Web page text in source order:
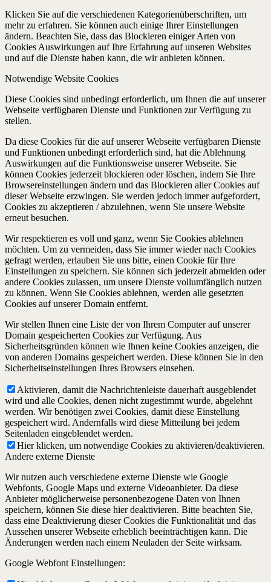
Klicken Sie auf die verschiedenen Kategorienüberschriften, um
mehr zu erfahren. Sie können auch einige Ihrer Einstellungen
ändern. Beachten Sie, dass das Blockieren einiger Arten von
Cookies Auswirkungen auf Ihre Erfahrung auf unseren Websites
und auf die Dienste haben kann, die wir anbieten können.
Notwendige Website Cookies
Diese Cookies sind unbedingt erforderlich, um Ihnen die auf unserer
Webseite verfügbaren Dienste und Funktionen zur Verfügung zu
stellen.
Da diese Cookies für die auf unserer Webseite verfügbaren Dienste
und Funktionen unbedingt erforderlich sind, hat die Ablehnung
Auswirkungen auf die Funktionsweise unserer Webseite. Sie
können Cookies jederzeit blockieren oder löschen, indem Sie Ihre
Browsereinstellungen ändern und das Blockieren aller Cookies auf
dieser Webseite erzwingen. Sie werden jedoch immer aufgefordert,
Cookies zu akzeptieren / abzulehnen, wenn Sie unsere Website
erneut besuchen.
Wir respektieren es voll und ganz, wenn Sie Cookies ablehnen
möchten. Um zu vermeiden, dass Sie immer wieder nach Cookies
gefragt werden, erlauben Sie uns bitte, einen Cookie für Ihre
Einstellungen zu speichern. Sie können sich jederzeit abmelden oder
andere Cookies zulassen, um unsere Dienste vollumfänglich nutzen
zu können. Wenn Sie Cookies ablehnen, werden alle gesetzten
Cookies auf unserer Domain entfernt.
Wir stellen Ihnen eine Liste der von Ihrem Computer auf unserer
Domain gespeicherten Cookies zur Verfügung. Aus
Sicherheitsgründen können wie Ihnen keine Cookies anzeigen, die
von anderen Domains gespeichert werden. Diese können Sie in den
Sicherheitseinstellungen Ihres Browsers einsehen.
Aktivieren, damit die Nachrichtenleiste dauerhaft ausgeblendet
wird und alle Cookies, denen nicht zugestimmt wurde, abgelehnt
werden. Wir benötigen zwei Cookies, damit diese Einstellung
gespeichert wird. Andernfalls wird diese Mitteilung bei jedem
Seitenladen eingeblendet werden.
Hier klicken, um notwendige Cookies zu aktivieren/deaktivieren.
Andere externe Dienste
Wir nutzen auch verschiedene externe Dienste wie Google
Webfonts, Google Maps und externe Videoanbieter. Da diese
Anbieter möglicherweise personenbezogene Daten von Ihnen
speichern, können Sie diese hier deaktivieren. Bitte beachten Sie,
dass eine Deaktivierung dieser Cookies die Funktionalität und das
Aussehen unserer Webseite erheblich beeinträchtigen kann. Die
Änderungen werden nach einem Neuladen der Seite wirksam.
Google Webfont Einstellungen: